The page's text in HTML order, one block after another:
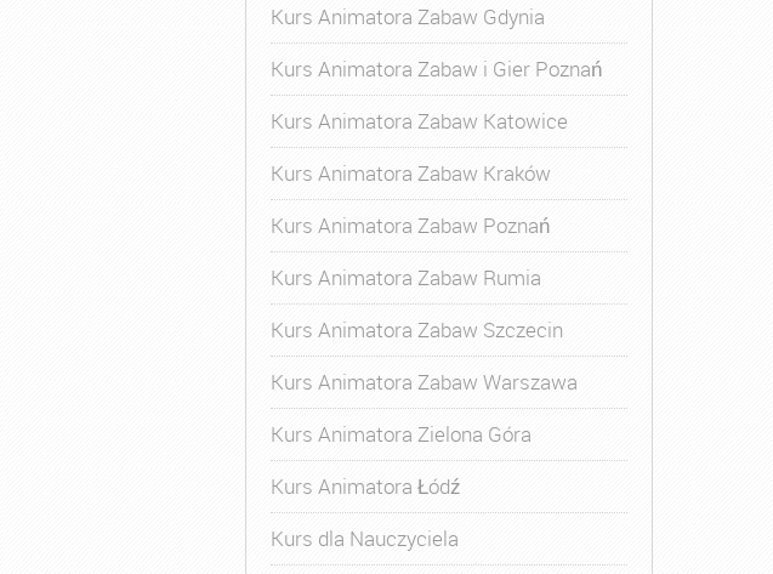
Kurs Animatora Zabaw Gdynia
Kurs Animatora Zabaw i Gier Poznań
Kurs Animatora Zabaw Katowice
Kurs Animatora Zabaw Kraków
Kurs Animatora Zabaw Poznań
Kurs Animatora Zabaw Rumia
Kurs Animatora Zabaw Szczecin
Kurs Animatora Zabaw Warszawa
Kurs Animatora Zielona Góra
Kurs Animatora Łódź
Kurs dla Nauczyciela